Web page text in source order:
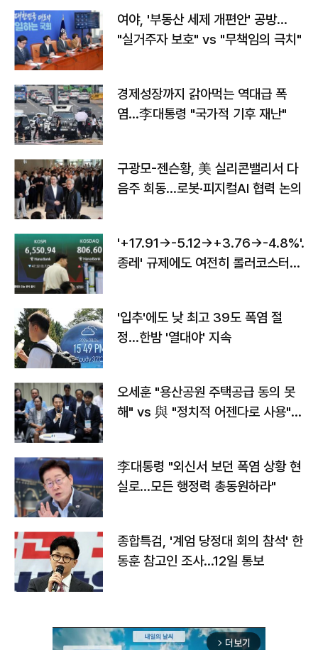
여야, '부동산 세제 개편안' 공방…
"실거주자 보호" vs "무책임의 극치"
경제성장까지 갉아먹는 역대급 폭
염…李대통령 "국가적 기후 재난"
구광모-젠슨황, 美 실리콘밸리서 다
음주 회동…로봇·피지컬AI 협력 논의
'+17.91→-5.12→+3.76→-4.8%'…'
종레' 규제에도 여전히 롤러코스터
'입추'에도 낮 최고 39도 폭염 절
정…한밤 '열대야' 지속
오세훈 "용산공원 주택공급 동의 못
해" vs 與 "정치적 어젠다로 사용"
李대통령 "외신서 보던 폭염 상황 현
실로…모든 행정력 총동원하라"
종합특검, '계엄 당정대 회의 참석' 한
동훈 참고인 조사...12일 통보
arrow_forward_ios 더보기